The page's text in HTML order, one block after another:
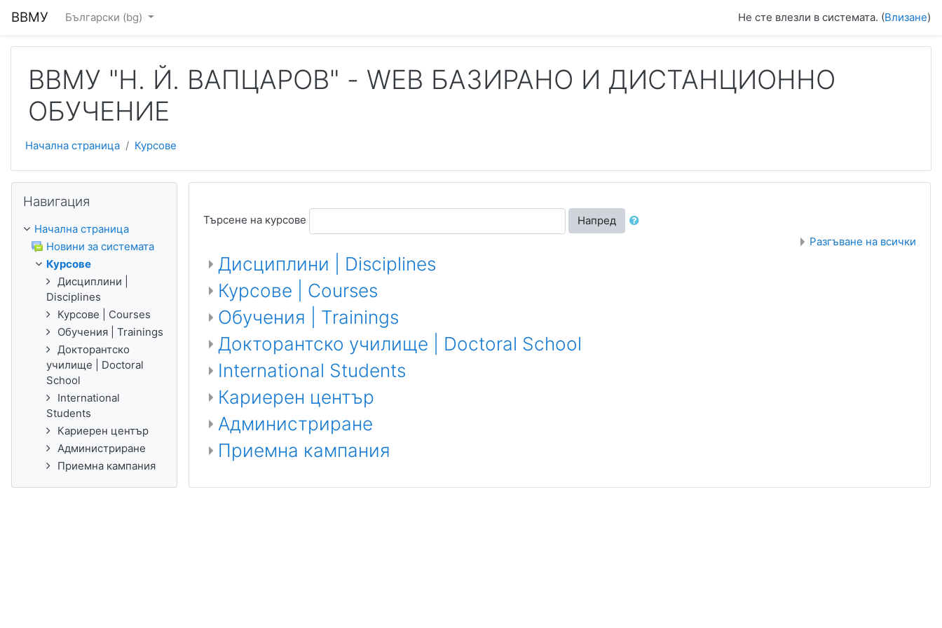
ВВМУ Български ‎(bg)‎ Не сте влезли в системата. (Влизане)
ВВМУ "Н. Й. ВАПЦАРОВ" - WEB БАЗИРАНО И ДИСТАНЦИОННО
ОБУЧЕНИЕ
Начална страница Курсове
Търсене на курсове
Напред
Разгъване на всички
Дисциплини | Disciplines
Курсове | Courses
Обучения | Trainings
Докторантско училище | Doctoral School
International Students
Кариерен център
Администриране
Приемна кампания
Навигация
Начална страница
Новини за системата
Курсове
Дисциплини |
Disciplines
Курсове | Courses
Обучения | Trainings
Докторантско
училище | Doctoral
School
International
Students
Кариерен център
Администриране
Приемна кампания